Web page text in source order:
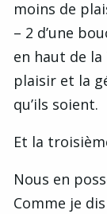
moins de
– 2 d’une
en haut de la
plaisir et la
qu’ils soient.
Et la
Nous en
Comme je